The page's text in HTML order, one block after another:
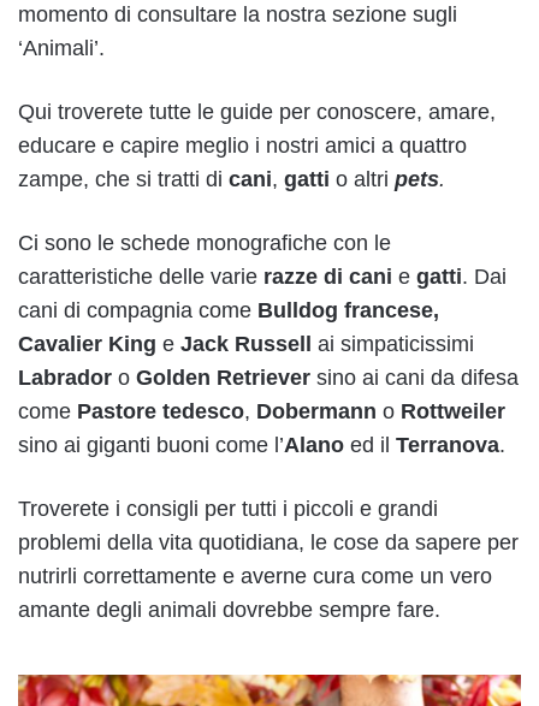
momento di consultare la nostra sezione sugli
‘Animali’.
Qui troverete tutte le guide per conoscere, amare,
educare e capire meglio i nostri amici a quattro
zampe, che si tratti di cani, gatti o altri pets.
Ci sono le schede monografiche con le
caratteristiche delle varie razze di cani e gatti. Dai
cani di compagnia come Bulldog francese,
Cavalier King e Jack Russell ai simpaticissimi
Labrador o Golden Retriever sino ai cani da difesa
come Pastore tedesco, Dobermann o Rottweiler
sino ai giganti buoni come l’Alano ed il Terranova.
Troverete i consigli per tutti i piccoli e grandi
problemi della vita quotidiana, le cose da sapere per
nutrirli correttamente e averne cura come un vero
amante degli animali dovrebbe sempre fare.